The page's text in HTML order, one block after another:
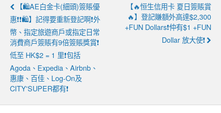
【🛍️AE白金卡(細頭)簽賬優
惠❗❗🛍️】記得要重新登記啊❗外
幣、指定旅遊商戶或指定日常
消費商戶簽賬有9倍簽賬獎賞❗
低至 HK$2 = 1 里❗包括
Agoda、Expedia、Airbnb、
惠康、百佳、Log-On及
CITY'SUPER都有❗
【🔥恒生信用卡 夏日簽賬賞
🔥】登記賺額外高達$2,300
+FUN Dollars❗仲有$1 +FUN
Dollar 放大使❗